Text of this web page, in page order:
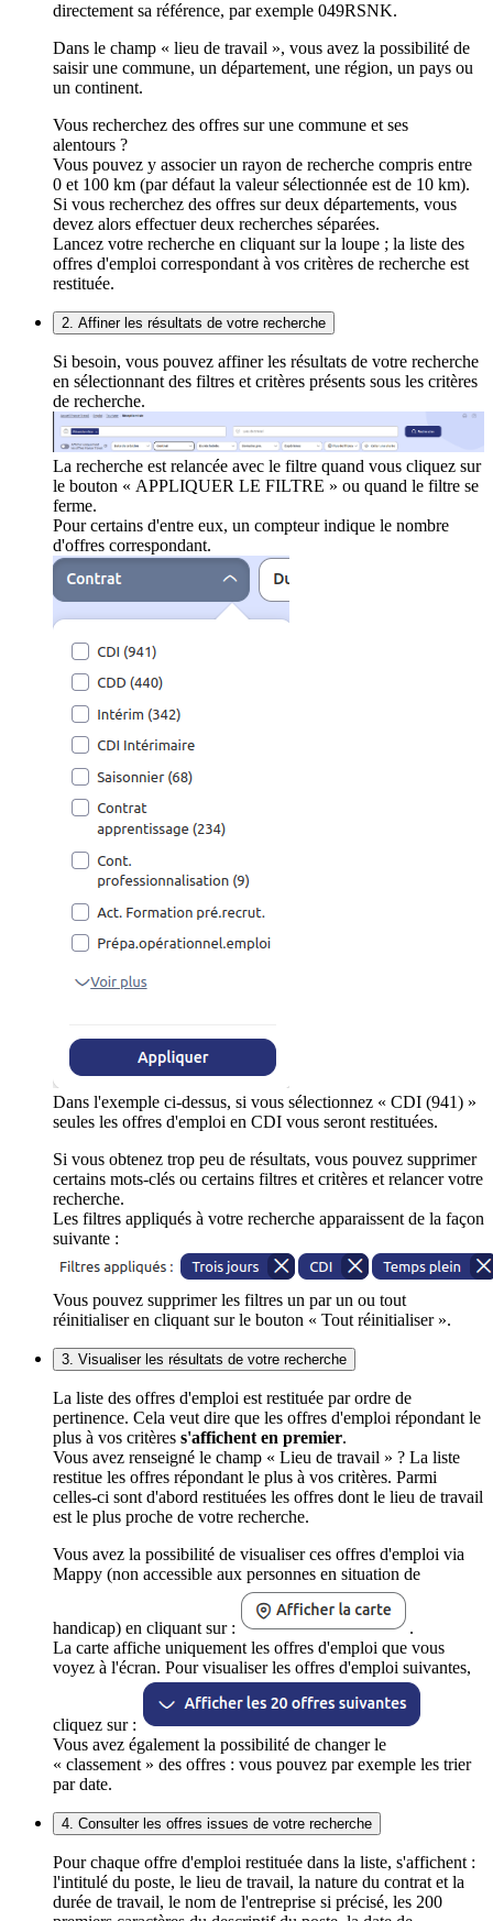
directement sa référence, par exemple 049RSNK.
Dans le champ « lieu de travail », vous avez la possibilité de
saisir une commune, un département, une région, un pays ou
un continent.
Vous recherchez des offres sur une commune et ses
alentours ?
Vous pouvez y associer un rayon de recherche compris entre
0 et 100 km (par défaut la valeur sélectionnée est de 10 km).
Si vous recherchez des offres sur deux départements, vous
devez alors effectuer deux recherches séparées.
Lancez votre recherche en cliquant sur la loupe ; la liste des
offres d'emploi correspondant à vos critères de recherche est
restituée.
2. Affiner les résultats de votre recherche
Si besoin, vous pouvez affiner les résultats de votre recherche
en sélectionnant des filtres et critères présents sous les critères
de recherche.
La recherche est relancée avec le filtre quand vous cliquez sur
le bouton « APPLIQUER LE FILTRE » ou quand le filtre se
ferme.
Pour certains d'entre eux, un compteur indique le nombre
d'offres correspondant.
Dans l'exemple ci-dessus, si vous sélectionnez « CDI (941) »
seules les offres d'emploi en CDI vous seront restituées.
Si vous obtenez trop peu de résultats, vous pouvez supprimer
certains mots-clés ou certains filtres et critères et relancer votre
recherche.
Les filtres appliqués à votre recherche apparaissent de la façon
suivante :
Vous pouvez supprimer les filtres un par un ou tout
réinitialiser en cliquant sur le bouton « Tout réinitialiser ».
3. Visualiser les résultats de votre recherche
La liste des offres d'emploi est restituée par ordre de
pertinence. Cela veut dire que les offres d'emploi répondant le
plus à vos critères s'affichent en premier.
Vous avez renseigné le champ « Lieu de travail » ? La liste
restitue les offres répondant le plus à vos critères. Parmi
celles-ci sont d'abord restituées les offres dont le lieu de travail
est le plus proche de votre recherche.
Vous avez la possibilité de visualiser ces offres d'emploi via
Mappy (non accessible aux personnes en situation de
handicap) en cliquant sur :
.
La carte affiche uniquement les offres d'emploi que vous
voyez à l'écran. Pour visualiser les offres d'emploi suivantes,
cliquez sur :
Vous avez également la possibilité de changer le
« classement » des offres : vous pouvez par exemple les trier
par date.
4. Consulter les offres issues de votre recherche
Pour chaque offre d'emploi restituée dans la liste, s'affichent :
l'intitulé du poste, le lieu de travail, la nature du contrat et la
durée de travail, le nom de l'entreprise si précisé, les 200